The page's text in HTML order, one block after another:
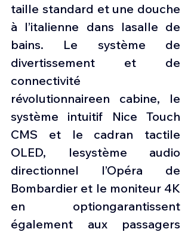
taille standard et une douche
à l’italienne dans lasalle de
bains. Le système de
divertissement et de
connectivité
révolutionnaireen cabine, le
système intuitif Nice Touch
CMS et le cadran tactile
OLED, lesystème audio
directionnel l’Opéra de
Bombardier et le moniteur 4K
en optiongarantissent
également aux passagers